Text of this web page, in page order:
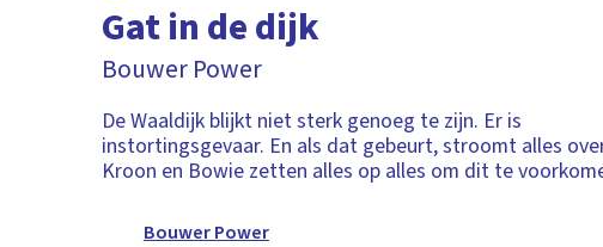
Gat in de dijk
Bouwer Power
De Waaldijk blijkt niet sterk genoeg te zijn. Er is
instortingsgevaar. En als dat gebeurt, stroomt alles
Kroon en Bowie zetten alles op alles om dit te
Bouwer Power